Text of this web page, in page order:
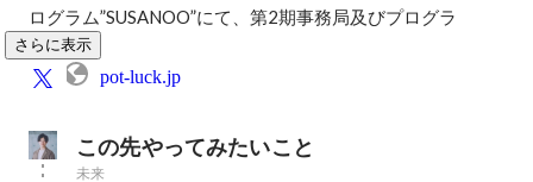
ログラム”SUSANOO”にて、第2期事務局及びプログラ
さらに表示
pot-luck.jp
この先やってみたいこと
未来